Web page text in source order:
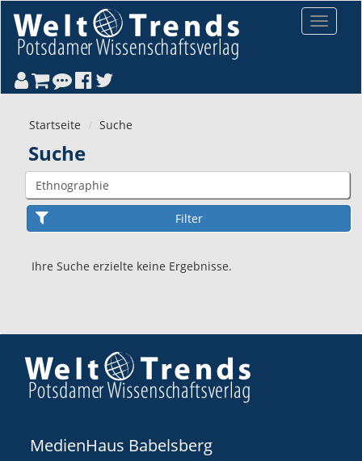
Toggle
Startseite Suche
Suche
Ihre Suche erzielte keine Ergebnisse.
MedienHaus Babelsberg